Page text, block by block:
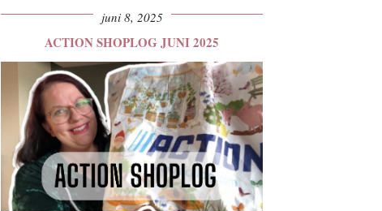
juni 8, 2025
ACTION SHOPLOG JUNI 2025